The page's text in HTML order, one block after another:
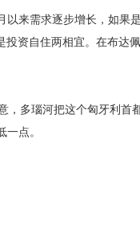
来需求逐步增长，如果
资自住两相宜。在布达
多瑙河把这个匈牙利首
点。